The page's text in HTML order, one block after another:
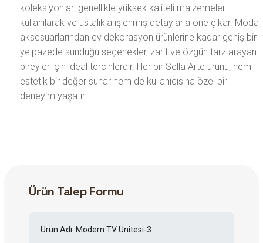
koleksiyonları genellikle yüksek kaliteli malzemeler
kullanılarak ve ustalıkla işlenmiş detaylarla öne çıkar. Moda
aksesuarlarından ev dekorasyon ürünlerine kadar geniş bir
yelpazede sunduğu seçenekler, zarif ve özgün tarz arayan
bireyler için ideal tercihlerdir. Her bir Sella Arte ürünü, hem
estetik bir değer sunar hem de kullanıcısına özel bir
deneyim yaşatır.
Ürün Talep Formu